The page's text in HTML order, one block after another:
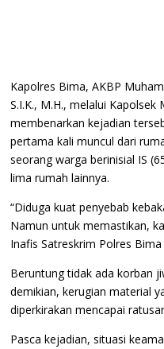
Kapolres Bima, AKBP
S.I.K., M.H., melalui Kapolsek
membenarkan kejadian
pertama kali muncul dari
seorang warga berinisial IS
lima rumah lainnya.
“Diduga kuat penyebab
Namun untuk memastikan,
Inafis Satreskrim Polres
Beruntung tidak ada korban
demikian, kerugian material
diperkirakan mencapai
Pasca kejadian, situasi